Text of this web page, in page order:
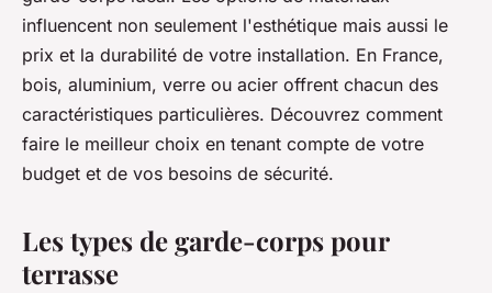
influencent non seulement l'esthétique mais aussi le
prix et la durabilité de votre installation. En France,
bois, aluminium, verre ou acier offrent chacun des
caractéristiques particulières. Découvrez comment
faire le meilleur choix en tenant compte de votre
budget et de vos besoins de sécurité.
Les types de garde-corps pour
terrasse